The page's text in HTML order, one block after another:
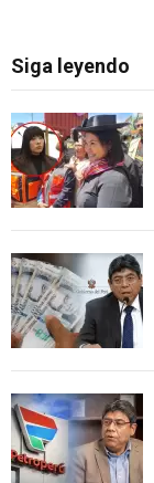
Siga leyendo